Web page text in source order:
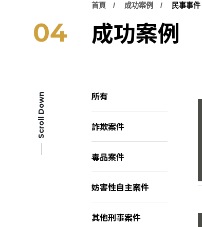
04
首頁 成功案例 民事事件
成功案例
Scroll Down 所有
詐欺案件
毒品案件
妨害性自主案件
其他刑事案件